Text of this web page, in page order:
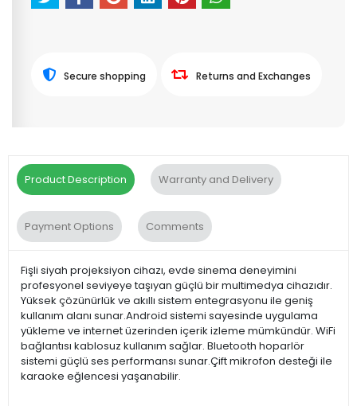
Secure shopping Returns and Exchanges
Product Description Warranty and Delivery
Payment Options Comments
Fişli siyah projeksiyon cihazı, evde sinema deneyimini
profesyonel seviyeye taşıyan güçlü bir multimedya cihazıdır.
Yüksek çözünürlük ve akıllı sistem entegrasyonu ile geniş
kullanım alanı sunar.Android sistemi sayesinde uygulama
yükleme ve internet üzerinden içerik izleme mümkündür. WiFi
bağlantısı kablosuz kullanım sağlar. Bluetooth hoparlör
sistemi güçlü ses performansı sunar.Çift mikrofon desteği ile
karaoke eğlencesi yaşanabilir.